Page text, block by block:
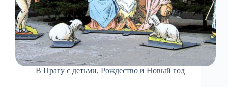
В Прагу с детьми, Рождество и Новый год